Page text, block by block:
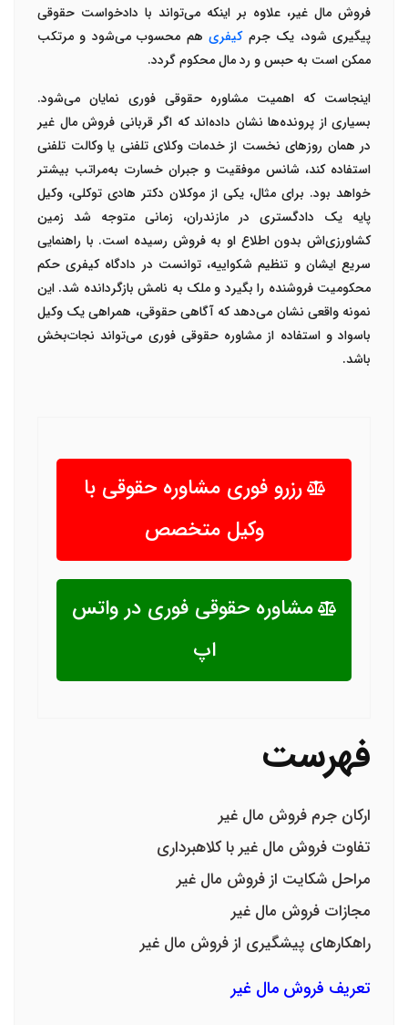
فروش مال غیر، علاوه بر اینکه می‌تواند با دادخواست حقوقی
پیگیری شود، یک جرمکیفری هم محسوب می‌شود و مرتکب
ممکن است به حبس و رد مالمحکوم گردد.
اینجاست که اهمیت مشاوره حقوقی فوری نمایان می‌شود.
بسیاری از پرونده‌ها نشان داده‌اند که اگر قربانی فروش مال غیر
در همان روزهای نخست از خدمات وکلای تلفنی یاوکالت تلفنی
استفاده کند، شانس موفقیت و جبران خسارت به‌مراتب بیشتر
خواهد بود. برای مثال، یکی از موکلان دکتر هادی توکلی، وکیل
پایه یک دادگستری در مازندران، زمانی متوجه شد زمین
کشاورزی‌اش بدون اطلاع او به فروش رسیده است. با راهنمایی
سریع ایشان و تنظیم شکواییه، توانست در دادگاه کیفری حکم
محکومیت فروشنده را بگیرد و ملک به نامش بازگردانده شد. این
نمونه واقعی نشان می‌دهد که آگاهی حقوقی، همراهی یک وکیل
باسواد و استفاده از مشاوره حقوقی فوری می‌تواند نجات‌بخش
باشد.
رزرو فوری مشاوره حقوقی با
وکیل متخصص
مشاوره حقوقی فوری در واتس
اپ
فهرست
ارکان جرم فروش مال غیر
تفاوت فروش مال غیر با کلاهبرداری
مراحل شکایت از فروش مال غیر
مجازات فروش مال غیر
راهکارهای پیشگیری از فروش مال غیر
تعریف فروش مال غیر